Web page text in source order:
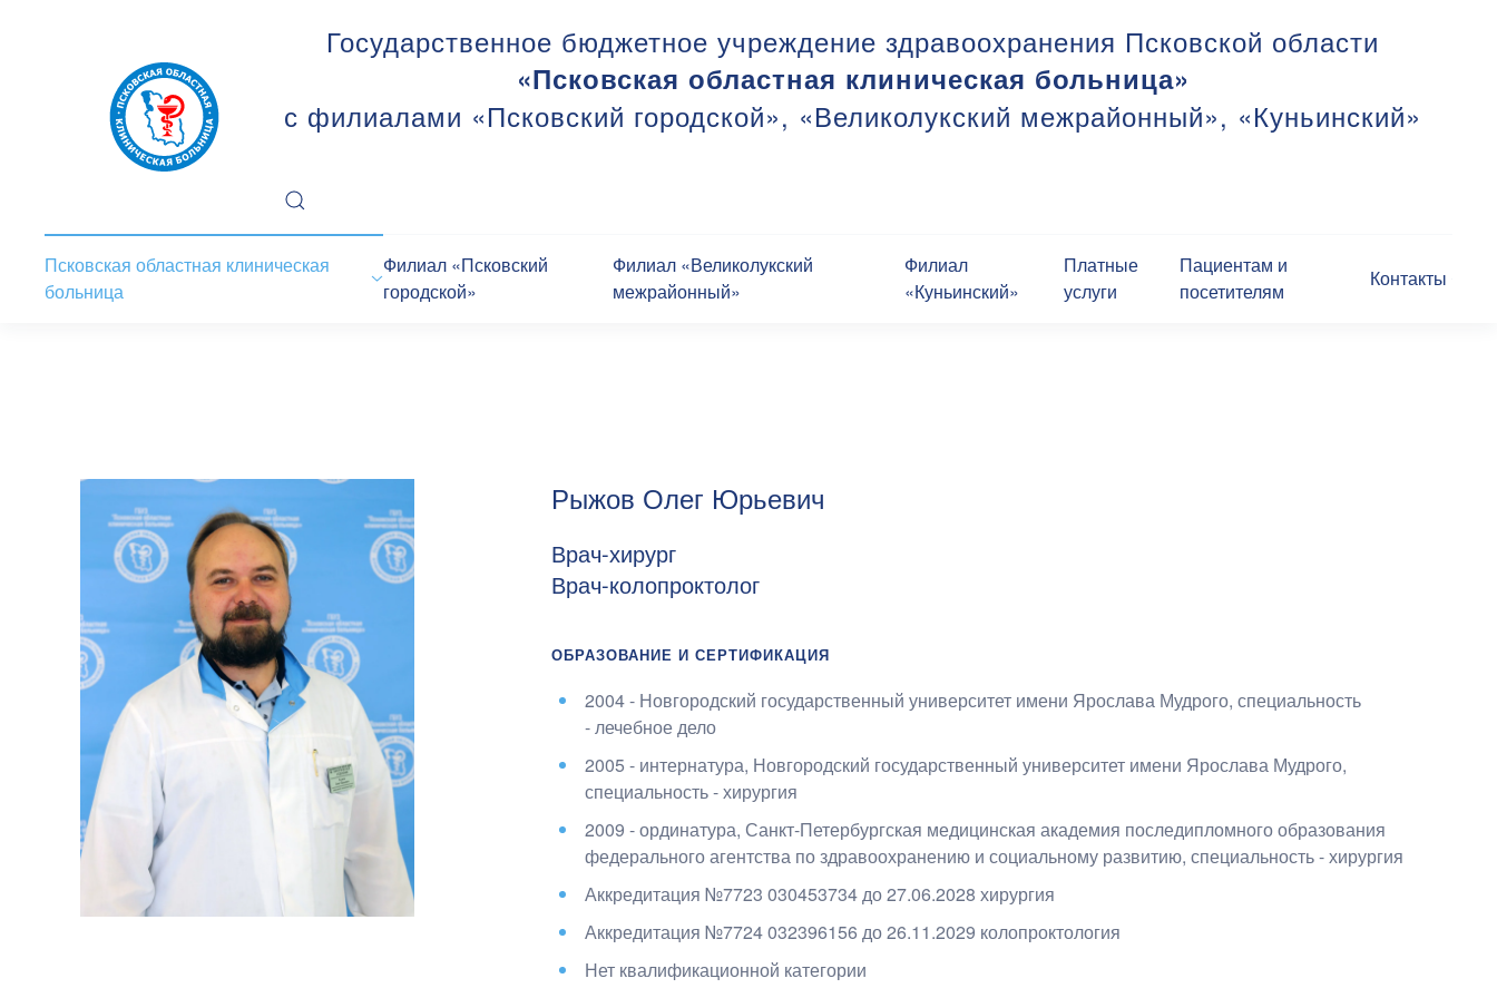
Государственное бюджетное учреждение здравоохранения Псковской области
«Псковская областная клиническая больница»
с филиалами «Псковский городской», «Великолукский межрайонный», «Куньинский»
Псковская областная клиническая
больница
Филиал «Псковский
городской»
Филиал «Великолукский
межрайонный»
Филиал
«Куньинский»
Платные
услуги
Пациентам и
посетителям
Контакты
Рыжов Олег Юрьевич
Врач-хирург
Врач-колопроктолог
ОБРАЗОВАНИЕ И СЕРТИФИКАЦИЯ
2004 - Новгородский государственный университет имени Ярослава Мудрого, специальность
- лечебное дело
2005 - интернатура, Новгородский государственный университет имени Ярослава Мудрого,
специальность - хирургия
2009 - ординатура, Санкт-Петербургская медицинская академия последипломного образования
федерального агентства по здравоохранению и социальному развитию, специальность - хирургия
Аккредитация №7723 030453734 до 27.06.2028 хирургия
Аккредитация №7724 032396156 до 26.11.2029 колопроктология
Нет квалификационной категории